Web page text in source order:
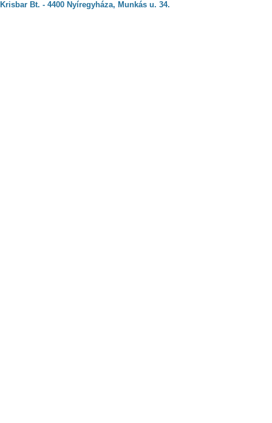
Krisbar Bt. - 4400 Nyíregyháza, Munkás u. 34.